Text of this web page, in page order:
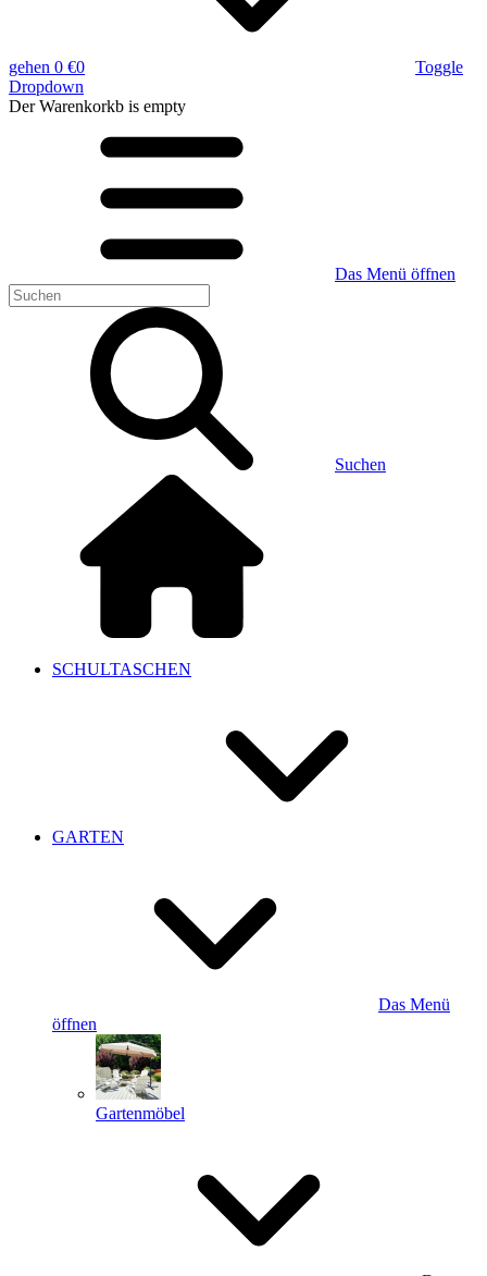
gehen 0 €0
Toggle
Dropdown
Der Warenkorkb is empty
Das Menü öffnen
Suchen
SCHULTASCHEN
GARTEN
Das Menü
öffnen
Gartenmöbel